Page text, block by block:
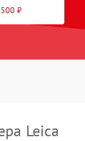
₽
Leica